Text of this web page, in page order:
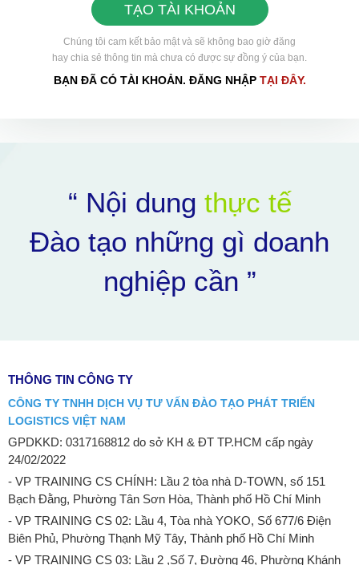
TẠO TÀI KHOẢN
Chúng tôi cam kết bảo mật và sẽ không bao giờ đăng
hay chia sẻ thông tin mà chưa có được sự đồng ý của bạn.
BẠN ĐÃ CÓ TÀI KHOẢN. ĐĂNG NHẬP TẠI ĐÂY.
“ Nội dung thực tế
Đào tạo những gì doanh
nghiệp cần ”
THÔNG TIN CÔNG TY
CÔNG TY TNHH DỊCH VỤ TƯ VẤN ĐÀO TẠO PHÁT TRIỂN
LOGISTICS VIỆT NAM
GPDKKD: 0317168812 do sở KH & ĐT TP.HCM cấp ngày
24/02/2022
- VP TRAINING CS CHÍNH: Lầu 2 tòa nhà D-TOWN, số 151
Bạch Đằng, Phường Tân Sơn Hòa, Thành phố Hồ Chí Minh
- VP TRAINING CS 02: Lầu 4, Tòa nhà YOKO, Số 677/6 Điện
Biên Phủ, Phường Thạnh Mỹ Tây, Thành phố Hồ Chí Minh
- VP TRAINING CS 03: Lầu 2 ,Số 7, Đường 46, Phường Khánh